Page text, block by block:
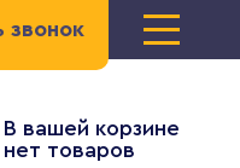
звонок
В вашей корзине
нет товаров